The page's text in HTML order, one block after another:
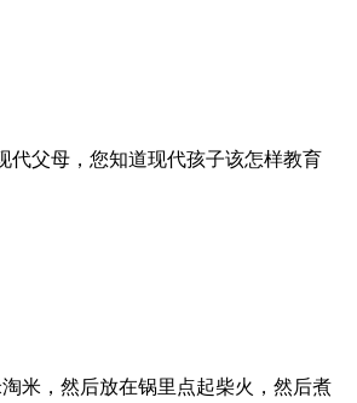
代父母，您知道现代孩子该怎样教育
米，然后放在锅里点起柴火，然后煮